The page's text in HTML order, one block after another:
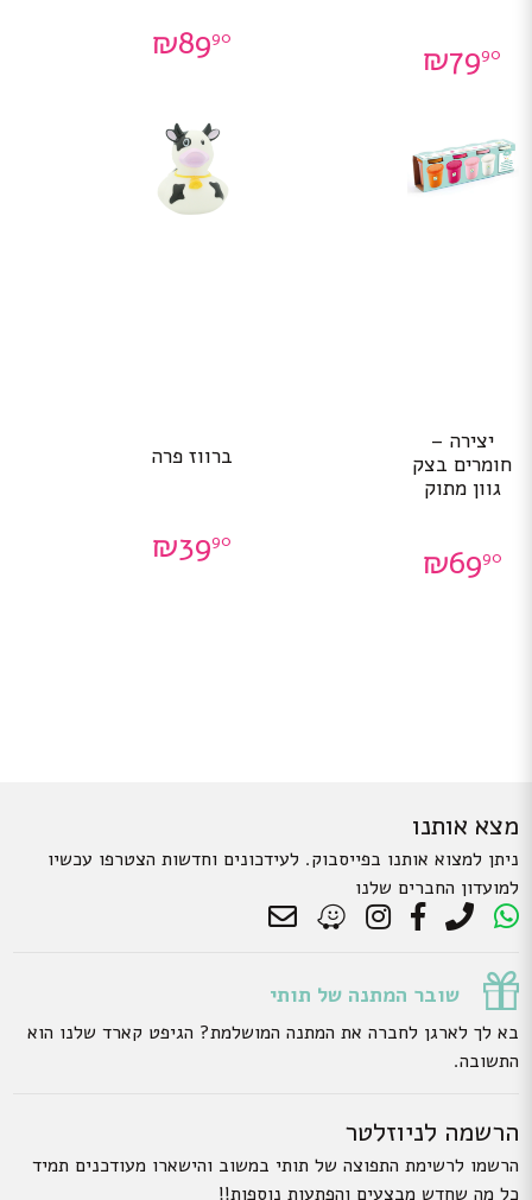
₪7990
₪8990
יצירה –
חומרים בצק
גוון מתוק
₪6990
ברווז פרה
₪3990
מצא אותנו
ניתן למצוא אותנו בפייסבוק. לעידכונים וחדשות הצטרפו עכשיו
למועדון החברים שלנו
שובר המתנה של תותי
בא לך לארגן לחברה את המתנה המושלמת? הגיפט קארד שלנו הוא
התשובה.
הרשמה לניוזלטר
הרשמו לרשימת התפוצה של תותי במשוב והישארו מעודכנים תמיד
כל מה שחדש מבצעים והפתעות נוספות!!